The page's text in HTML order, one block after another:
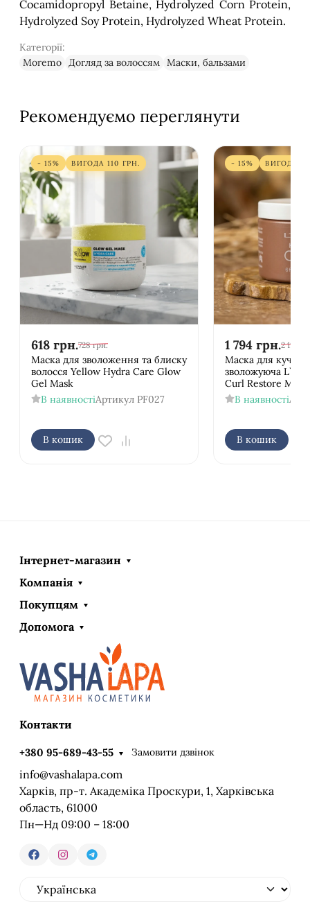
Cocamidopropyl Betaine, Hydrolyzed Corn Protein,
Hydrolyzed Soy Protein, Hydrolyzed Wheat Protein.
Категорії:
Moremo Догляд за волоссям Маски, бальзами
Рекомендуємо переглянути
- 15% ВИГОДА 110 ГРН.
618 грн.728 грн.
Маска для зволоження та блиску
волосся Yellow Hydra Care Glow
Gel Mask
В наявностіАртикул PF027
В кошик
- 15% ВИГОДА
1 794 грн.2 111
Маска для
зволожуюча
Curl Restore
В наявності
В кошик
Інтернет-магазин
Компанія
Покупцям
Допомога
Контакти
+380 95-689-43-55 Замовити дзвінок
info@vashalapa.com
Харків, пр-т. Академіка Проскури, 1, Харківська
область, 61000
Пн—Нд 09:00 – 18:00